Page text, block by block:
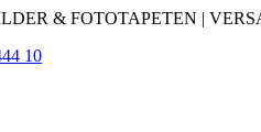
& FOTOTAPETEN |
10